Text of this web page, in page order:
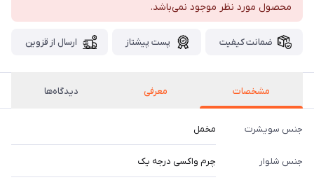
محصول مورد نظر موجود نمی‌باشد.
ضمانت کیفیت پست پیشتاز ارسال از قزوین
مشخصات معرفی دیدگاه‌ها
جنس سویشرت مخمل
جنس شلوار چرم واکسی درجه یک